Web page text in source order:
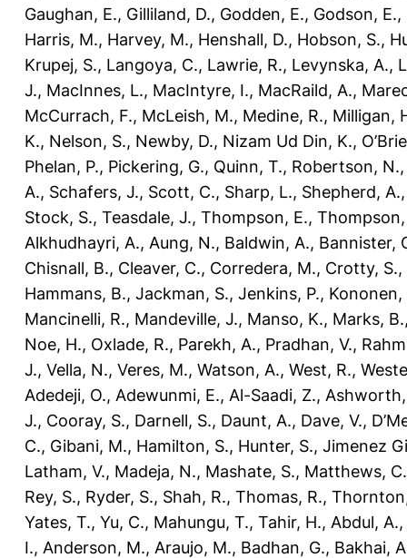
Gaughan, E., Gilliland, D., Godden, E., Godson, E.,
Harris, M., Harvey, M., Henshall, D., Hobson, S.,
Krupej, S., Langoya, C., Lawrie, R., Levynska, A.,
J., MacInnes, L., MacIntyre, I., MacRaild, A.,
McCurrach, F., McLeish, M., Medine, R., Milligan,
K., Nelson, S., Newby, D., Nizam Ud Din, K.,
Phelan, P., Pickering, G., Quinn, T., Robertson, N.
A., Schafers, J., Scott, C., Sharp, L., Shepherd, A.
Stock, S., Teasdale, J., Thompson, E.,
Alkhudhayri, A., Aung, N., Baldwin, A., Bannister,
Chisnall, B., Cleaver, C., Corredera, M., Crotty, S.,
Hammans, B., Jackman, S., Jenkins, P., Kononen,
Mancinelli, R., Mandeville, J., Manso, K., Marks, B.
Noe, H., Oxlade, R., Parekh, A., Pradhan, V.,
J., Vella, N., Veres, M., Watson, A., West, R.,
Adedeji, O., Adewunmi, E., Al-Saadi, Z.,
J., Cooray, S., Darnell, S., Daunt, A., Dave, V.,
C., Gibani, M., Hamilton, S., Hunter, S., Jimenez
Latham, V., Madeja, N., Mashate, S., Matthews, C.
Rey, S., Ryder, S., Shah, R., Thomas, R.,
Yates, T., Yu, C., Mahungu, T., Tahir, H., Abdul, A.,
I., Anderson, M., Araujo, M., Badhan, G., Bakhai,